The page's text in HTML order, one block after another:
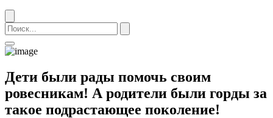
Дети были рады помочь своим
ровесникам! А родители были горды за
такое подрастающее поколение!